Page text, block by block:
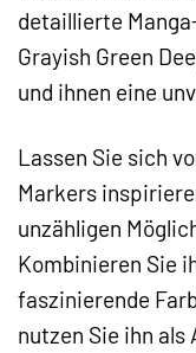
detaillierte
Grayish Green
und ihnen eine
Lassen Sie sich
Markers
unzähligen
Kombinieren Sie
faszinierende
nutzen Sie ihn